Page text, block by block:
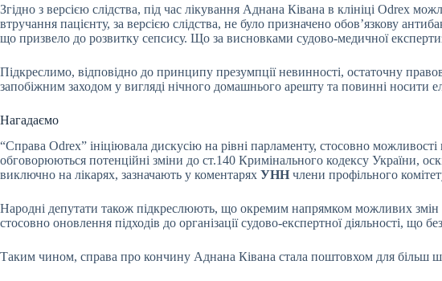
Згідно з версією слідства, під час лікування Аднана Ківана в клініці Odrex
втручання пацієнту, за версією слідства, не було призначено обов’язкову
що призвело до розвитку сепсису. Що за висновками судово-медичної
Підкреслимо, відповідно до принципу презумпції невинності, остаточну
запобіжним заходом у вигляді нічного домашнього арешту та повинні носити
Нагадаємо
“Справа Odrex” ініціювала дискусію на рівні парламенту, стосовно
обговорюються потенційні зміни до ст.140 Кримінального кодексу України,
виключно на лікарях, зазначають у коментарях УНН члени профільного
Народні депутати також підкреслюють, що окремим напрямком можливих змін
стосовно оновлення підходів до організації судово-експертної діяльності, що
Таким чином, справа про кончину Аднана Ківана стала поштовхом для більш